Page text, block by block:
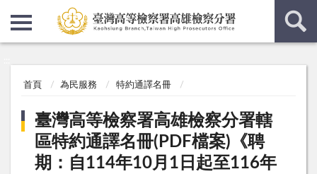
首頁 為民服務 特約通譯名冊
臺灣高等檢察署高雄檢察分署轄
區特約通譯名冊(PDF檔案)《聘
期：自114年10月1日起至116年